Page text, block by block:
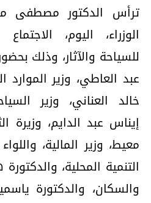
ترأس الدكتور مصطفى
الوزراء، اليوم،
للسياحة والآثار، وذلك
عبد العاطي، وزير الموارد
خالد العناني، وزير
إيناس عبد الدايم، وزيرة
معيط، وزير المالية،
التنمية المحلية،
والسكان، والدكتورة